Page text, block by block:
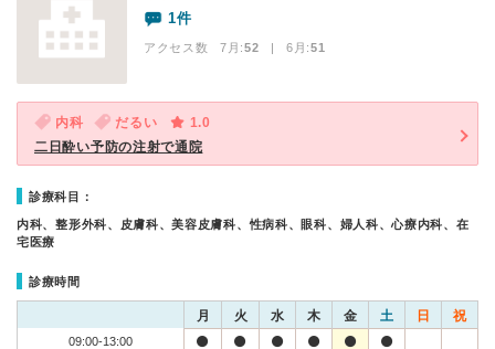
1件
アクセス数 7月:52 | 6月:51
内科 だるい
1.0
二日酔い予防の注射で通院
診療科目：
内科、整形外科、皮膚科、美容皮膚科、性病科、眼科、婦人科、心療内科、在
宅医療
診療時間
月 火 水 木 金 土 日 祝
09:00-13:00